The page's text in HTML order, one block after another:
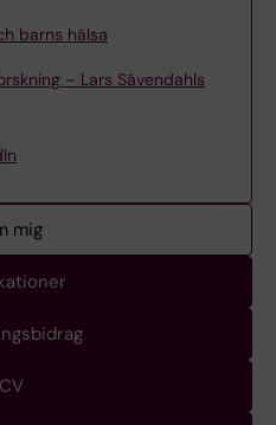
barns hälsa
– Lars Sävendahls
mig
CV